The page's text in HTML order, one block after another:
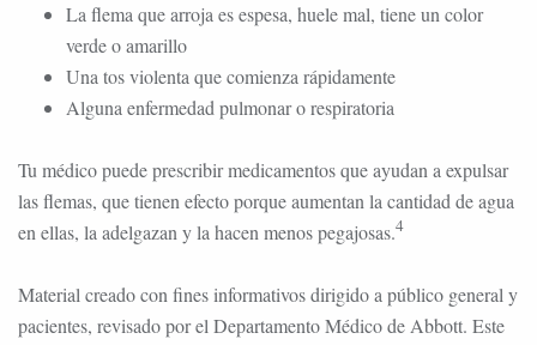
La flema que arroja es espesa, huele mal, tiene un color
verde o amarillo
Una tos violenta que comienza rápidamente
Alguna enfermedad pulmonar o respiratoria
Tu médico puede prescribir medicamentos que ayudan a expulsar
las flemas, que tienen efecto porque aumentan la cantidad de agua
en ellas, la adelgazan y la hacen menos pegajosas.4
Material creado con fines informativos dirigido a público general y
pacientes, revisado por el Departamento Médico de Abbott. Este